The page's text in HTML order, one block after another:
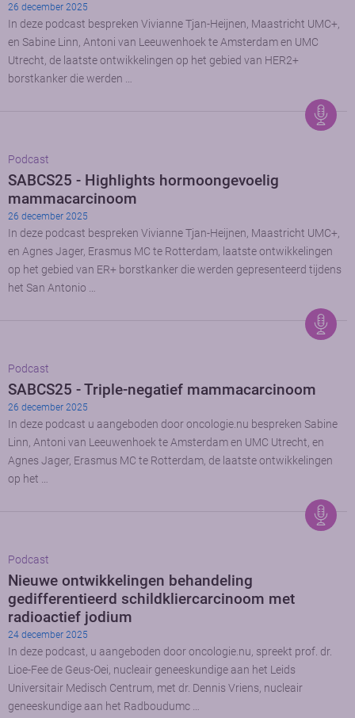
26 december 2025
In deze podcast bespreken Vivianne Tjan-Heijnen, Maastricht UMC+,
en Sabine Linn, Antoni van Leeuwenhoek te Amsterdam en UMC
Utrecht, de laatste ontwikkelingen op het gebied van HER2+
borstkanker die werden …
Podcast
SABCS25 - Highlights hormoongevoelig
mammacarcinoom
26 december 2025
In deze podcast bespreken Vivianne Tjan-Heijnen, Maastricht UMC+,
en Agnes Jager, Erasmus MC te Rotterdam, laatste ontwikkelingen
op het gebied van ER+ borstkanker die werden gepresenteerd tijdens
het San Antonio …
Podcast
SABCS25 - Triple-negatief mammacarcinoom
26 december 2025
In deze podcast u aangeboden door oncologie.nu bespreken Sabine
Linn, Antoni van Leeuwenhoek te Amsterdam en UMC Utrecht, en
Agnes Jager, Erasmus MC te Rotterdam, de laatste ontwikkelingen
op het …
Podcast
Nieuwe ontwikkelingen behandeling
gedifferentieerd schildkliercarcinoom met
radioactief jodium
24 december 2025
In deze podcast, u aangeboden door oncologie.nu, spreekt prof. dr.
Lioe-Fee de Geus-Oei, nucleair geneeskundige aan het Leids
Universitair Medisch Centrum, met dr. Dennis Vriens, nucleair
geneeskundige aan het Radboudumc …